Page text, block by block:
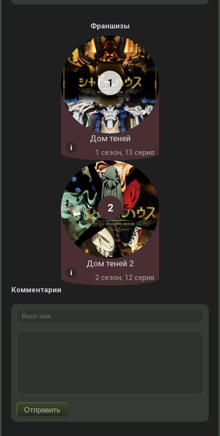
Франшизы
Дом теней
1 cезон, 13 серия
Дом теней 2
2 cезон, 12 серия
Комментарии